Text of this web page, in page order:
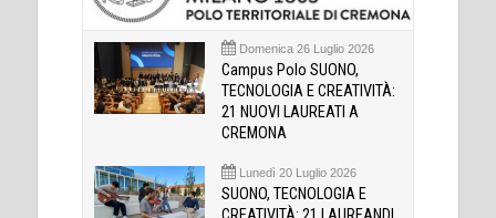
Domenica 26 Luglio 2026
Campus Polo SUONO,
TECNOLOGIA E CREATIVITÀ:
21 NUOVI LAUREATI A
CREMONA
Lunedì 20 Luglio 2026
SUONO, TECNOLOGIA E